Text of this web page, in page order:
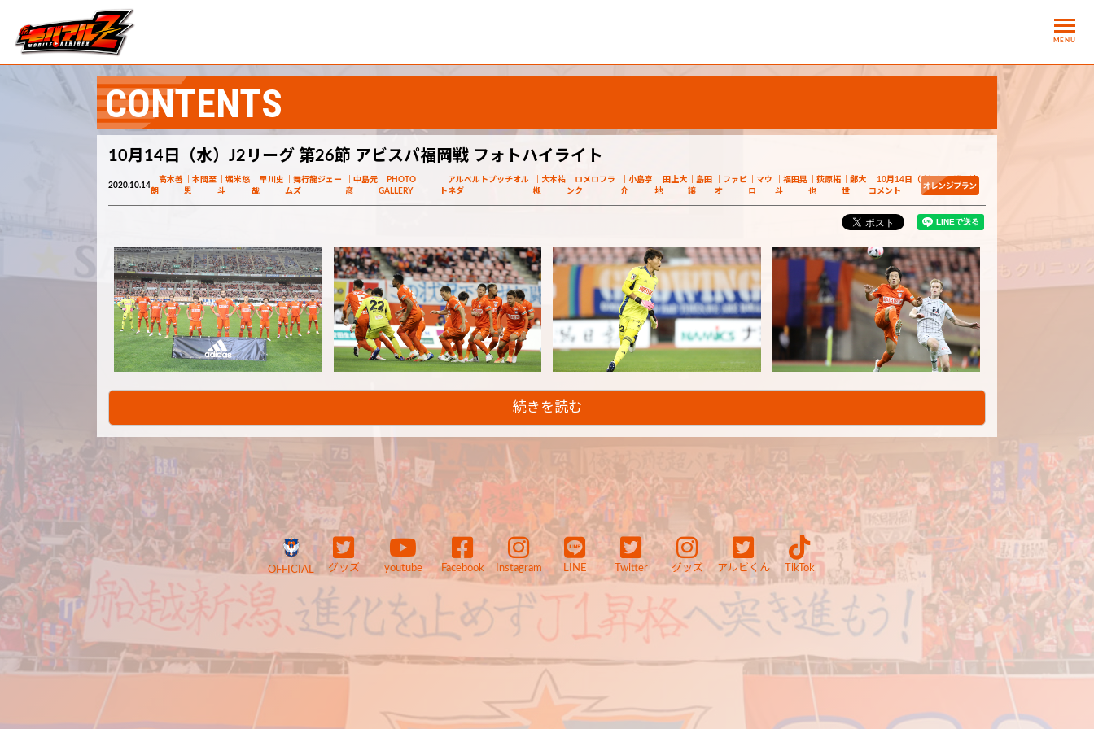
MENU
CONTENTS
10月14日（水）J2リーグ 第26節 アビスパ福岡戦 フォトハイライト
2020.10.14
高木善
朗
本間至
恩
堀米悠
斗
早川史
哉
舞行龍ジェー
ムズ
中島元
彦
PHOTO
GALLERY
アルベルトプッチオル
トネダ
大本祐
槻
ロメロフラ
ンク
小島亨
介
田上大
地
島田
譲
ファビ
オ
マウ
ロ
福田晃
斗
荻原拓
也
鄭大
世
10月14日（水）福岡戦関連
コメント
続きを読む
OFFICIAL グッズ youtube Facebook Instagram LINE Twitter グッズ アルビくん TikTok